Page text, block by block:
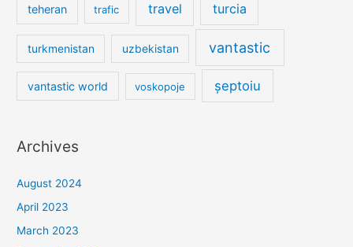
teheran trafic travel turcia
turkmenistan uzbekistan vantastic
vantastic world voskopoje șeptoiu
Archives
August 2024
April 2023
March 2023